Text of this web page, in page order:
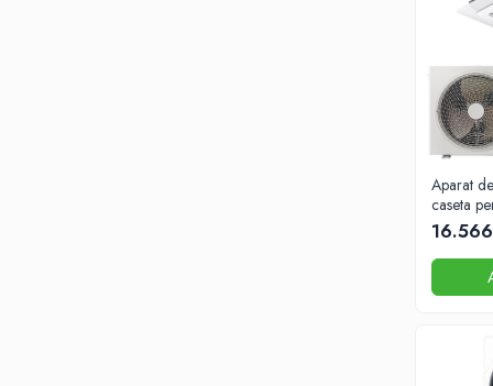
Aparat
caseta
48000